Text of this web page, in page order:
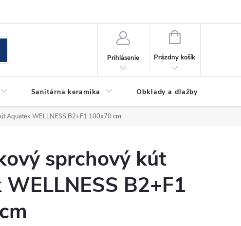
Prihlásenie
NÁKUPNÝ
Prázdny košík
Sanitárna keramika Obklady a dlažby
Aquatek WELLNESS B2+F1 100x70 cm
sprchový kút
B2+F1